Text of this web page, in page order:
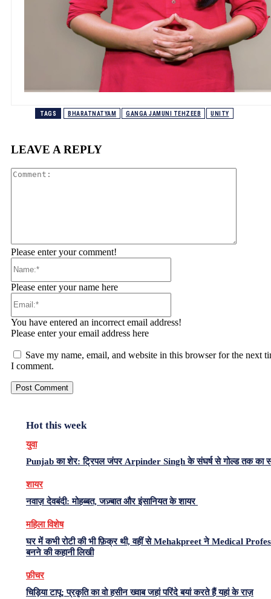
TAGS BHARATNATYAM GANGA JAMUNI TEHZEEB UNITY
LEAVE A REPLY
Please enter your comment!
Please enter your name here
You have entered an incorrect email address!
Please enter your email address here
Save my name, email, and website in this browser for the next
I comment.
Hot this week
युवा
Punjab का शेर: ट्रिपल जंपर Arpinder Singh के संघर्ष से गोल्ड तक का
शायर
नवाज़ देवबंदी: मोहब्बत, जज़्बात और इंसानियत के शायर
महिला विशेष
घर में कभी रोटी की भी फ़िक्र थी, वहीं से Mehakpreet ने Medical
बनने की कहानी लिखी
फ़ीचर
चिड़िया टापू: प्रकृति का वो हसीन ख्वाब जहां परिंदे बयां करते हैं यहां के राज़